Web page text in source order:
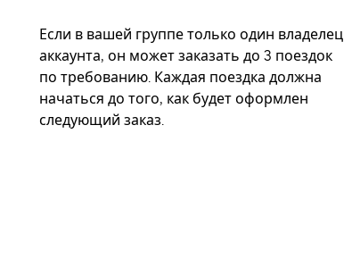
Если в вашей группе только один владелец
аккаунта, он может заказать до 3 поездок
по требованию. Каждая поездка должна
начаться до того, как будет оформлен
следующий заказ.